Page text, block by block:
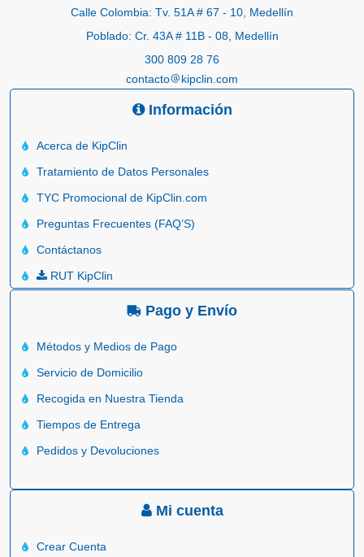
Calle Colombia: Tv. 51A # 67 - 10, Medellín
Poblado: Cr. 43A # 11B - 08, Medellín
300 809 28 76
contacto
kipclin.com
Información
Acerca de KipClin
Tratamiento de Datos Personales
TYC Promocional de KipClin.com
Preguntas Frecuentes (FAQ’S)
Contáctanos
RUT KipClin
Pago y Envío
Métodos y Medios de Pago
Servicio de Domicilio
Recogida en Nuestra Tienda
Tiempos de Entrega
Pedidos y Devoluciones
Mi cuenta
Crear Cuenta